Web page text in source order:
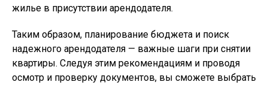
жилье в присутствии арендодателя.
Таким образом, планирование бюджета и поиск
надежного арендодателя — важные шаги при снятии
квартиры. Следуя этим рекомендациям и проводя
осмотр и проверку документов, вы сможете выбрать